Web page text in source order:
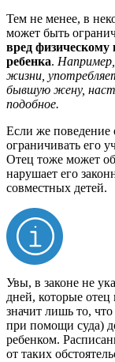
Тем не менее, в
может быть
вред физическому
ребенка.
жизни,
бывшую жену,
подобное.
Если же поведение
ограничивать его
Отец тоже может
нарушает его
совместных детей.
Увы, в законе не
дней, которые
значит лишь то,
при помощи суда)
ребенком.
от таких